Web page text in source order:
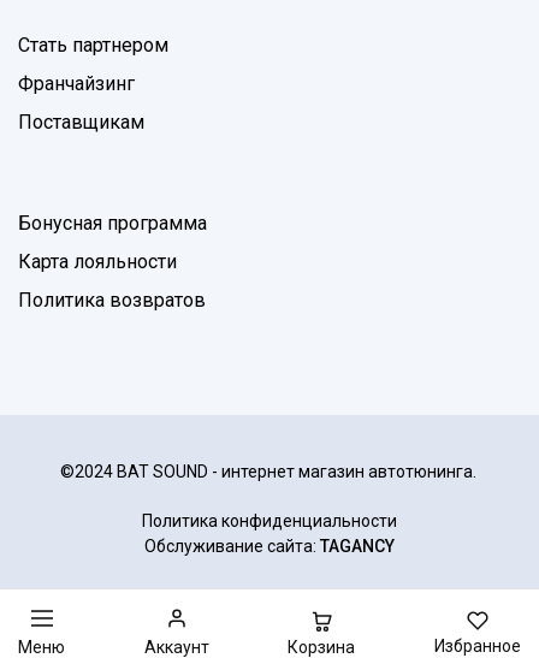
Стать партнером
Франчайзинг
Поставщикам
Бонусная программа
Карта лояльности
Политика возвратов
©2024 BAT SOUND - интернет магазин автотюнинга.
Политика конфиденциальности
Обслуживание сайта: TAGANCY
Меню Аккаунт Корзина Избранное